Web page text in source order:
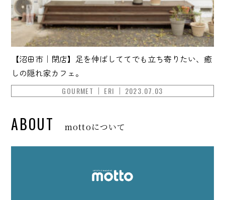
【沼田市｜閉店】足を伸ばしててでも立ち寄りたい、癒
しの隠れ家カフェ。
GOURMET ERI 2023.07.03
ABOUT mottoについて